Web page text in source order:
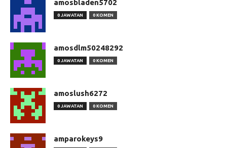
amosbladen5702
0 JAWATAN 0 KOMEN
amosdlm50248292
0 JAWATAN 0 KOMEN
amoslush6272
0 JAWATAN 0 KOMEN
amparokeys9